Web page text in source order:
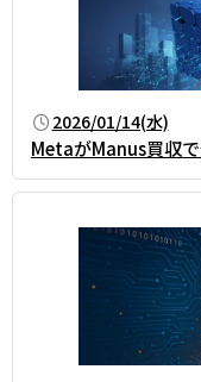
2026/01/14(水)
MetaがManus買収